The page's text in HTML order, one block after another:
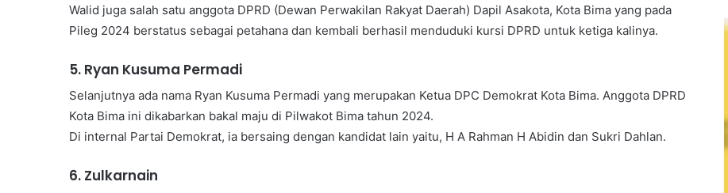
Walid juga salah satu anggota DPRD (Dewan Perwakilan Rakyat Daerah) Dapil Asakota, Kota Bima yang pada
Pileg 2024 berstatus sebagai petahana dan kembali berhasil menduduki kursi DPRD untuk ketiga kalinya.
5.⁠ ⁠Ryan Kusuma Permadi
Selanjutnya ada nama Ryan Kusuma Permadi yang merupakan Ketua DPC Demokrat Kota Bima. Anggota DPRD
Kota Bima ini dikabarkan bakal maju di Pilwakot Bima tahun 2024.
Di internal Partai Demokrat, ia bersaing dengan kandidat lain yaitu, H A Rahman H Abidin dan Sukri Dahlan.
6.⁠ ⁠Zulkarnain